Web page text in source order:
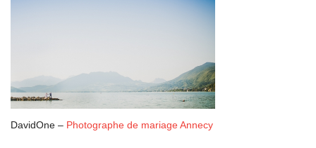
DavidOne – Photographe de mariage Annecy